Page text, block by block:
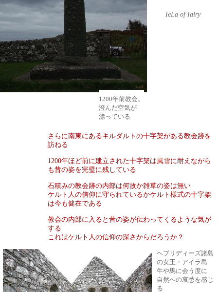
ヘブリディーズ諸島
の女王・アイラ島
牛や馬に会う度に
自然への哀愁を感じ
る
IeLa of Ialry
1200年前教会。
澄んだ空気が
漂っている
さらに南東にあるキルダルトの十字架がある教会跡を
訪ねる
1200年ほど前に建立された十字架は風雪に耐えながら
も昔の姿を完璧に残している
石積みの教会跡の内部は何故か雑草の姿は無い
ケルト人の信仰に守られているかケルト様式の十字架
は今も健在である
教会の内部に入ると昔の姿が伝わってくるような気が
する
これはケルト人の信仰の深さからだろうか？